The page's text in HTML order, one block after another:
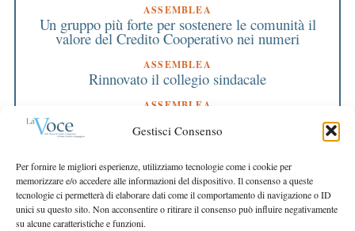
Gestisci Consenso
Per fornire le migliori esperienze, utilizziamo tecnologie come i cookie per
memorizzare e/o accedere alle informazioni del dispositivo. Il consenso a queste
tecnologie ci permetterà di elaborare dati come il comportamento di navigazione o ID
unici su questo sito. Non acconsentire o ritirare il consenso può influire negativamente
su alcune caratteristiche e funzioni.
ASSEMBLEA
Un gruppo più forte per sostenere le comunità il
valore del Credito Cooperativo nei numeri
ASSEMBLEA
Rinnovato il collegio sindacale
ASSEMBLEA
Bilancio approvato all’unanimità e 2 milioni
destinati al territorio
EDITORIALE DIRETTORE
Crescere restando riconoscibili
EDITORIALE PRESIDENTE
Costruire futuro insieme